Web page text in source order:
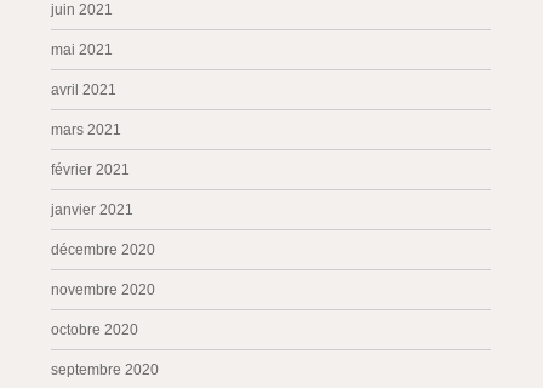
juin 2021
mai 2021
avril 2021
mars 2021
février 2021
janvier 2021
décembre 2020
novembre 2020
octobre 2020
septembre 2020